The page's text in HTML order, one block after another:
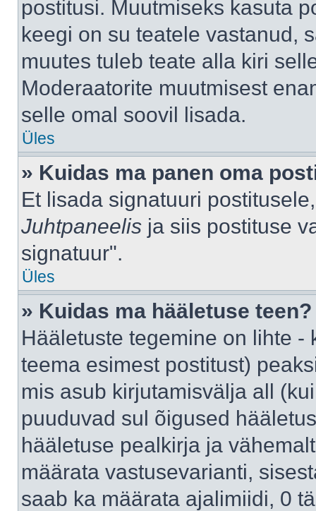
postitusi. Muutmiseks kasuta
keegi on su teatele vastanud,
muutes tuleb teate alla kiri
Moderaatorite muutmisest
selle omal soovil lisada.
Üles
» Kuidas ma panen oma
Et lisada signatuuri
Juhtpaneelis ja siis postituse
signatuur".
Üles
» Kuidas ma hääletuse teen?
Hääletuste tegemine on lihte
teema esimest postitust)
mis asub kirjutamisvälja all
puuduvad sul õigused
hääletuse pealkirja ja
määrata vastusevarianti,
saab ka määrata ajalimiidi, 0